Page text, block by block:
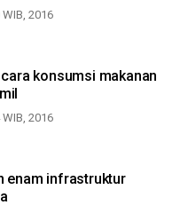
2016
konsumsi makanan
2016
enam infrastruktur